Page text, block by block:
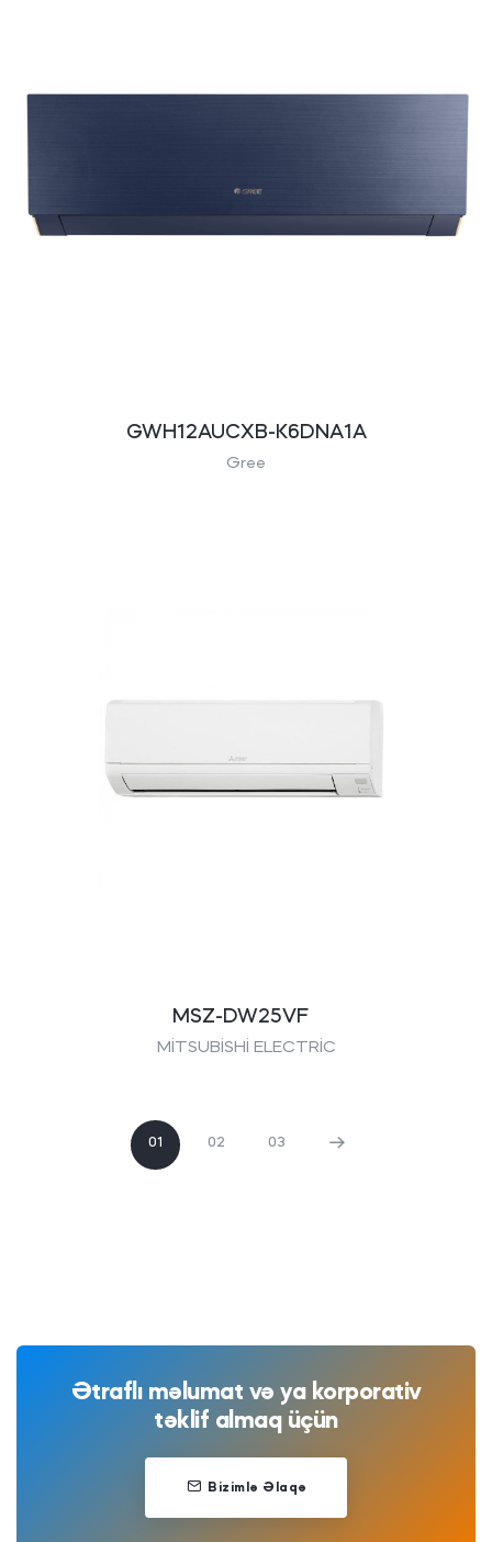
GWH12AUCXB-K6DNA1A
Gree
MSZ-DW25VF
MİTSUBİSHİ ELECTRİC
01 02 03
Ətraflı məlumat və ya korporativ
təklif almaq üçün
Bizimlə Əlaqə